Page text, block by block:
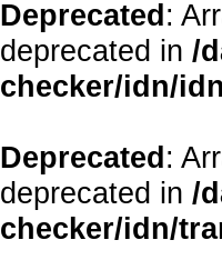
Deprecated:
deprecated in /
checker/idn/
Deprecated:
deprecated in /
checker/idn/